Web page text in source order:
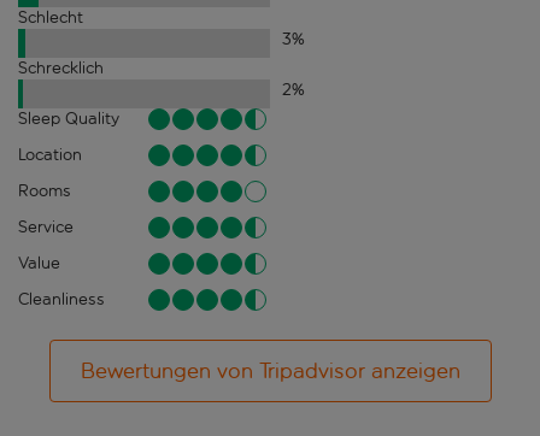
Schlecht
3%
Schrecklich
2%
Sleep Quality
Location
Rooms
Service
Value
Cleanliness
Bewertungen von Tripadvisor anzeigen